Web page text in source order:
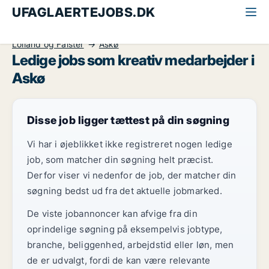
UFAGLAERTEJOBS.DK
Lolland og Falster
Askø
Ledige jobs som kreativ medarbejder i
Askø
Disse job ligger tættest på din søgning
Vi har i øjeblikket ikke registreret nogen ledige
job, som matcher din søgning helt præcist.
Derfor viser vi nedenfor de job, der matcher din
søgning bedst ud fra det aktuelle jobmarked.
De viste jobannoncer kan afvige fra din
oprindelige søgning på eksempelvis jobtype,
branche, beliggenhed, arbejdstid eller løn, men
de er udvalgt, fordi de kan være relevante